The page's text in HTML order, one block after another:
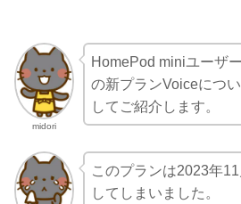
midori
HomePod miniユーザ
の新プランVoiceにつ
してご紹介します。
このプランは2023年
してしまいました。